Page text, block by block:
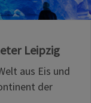
Leipzig
aus Eis und
der